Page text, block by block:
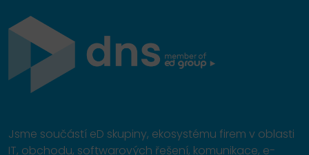
Jsme součástí eD skupiny, ekosystému firem v oblasti
IT, obchodu, softwarových řešení, komunikace, e-